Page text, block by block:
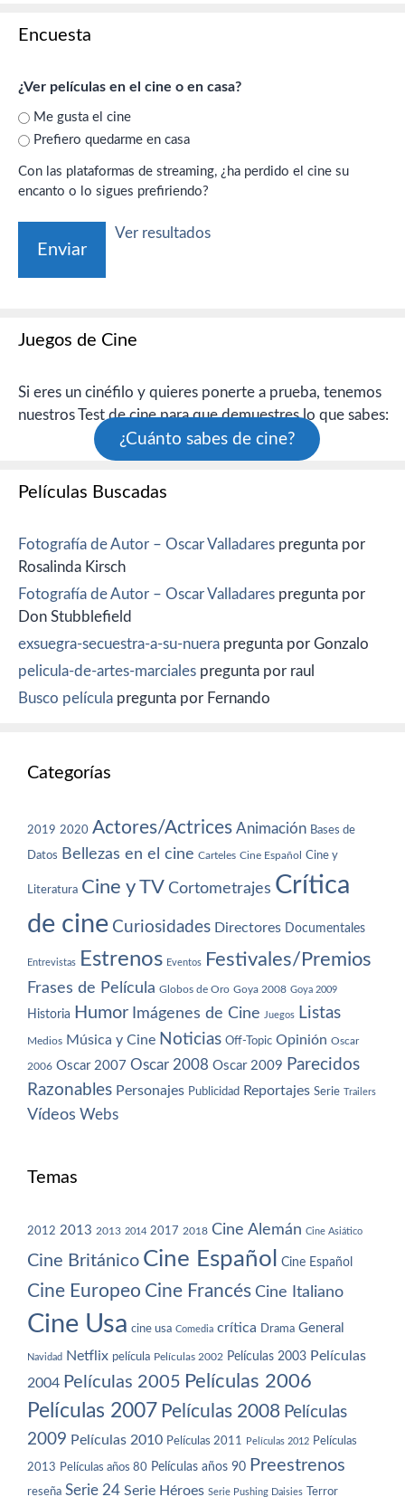
Encuesta
¿Ver películas en el cine o en casa?
Me gusta el cine
Prefiero quedarme en casa
Con las plataformas de streaming, ¿ha perdido el cine su
encanto o lo sigues prefiriendo?
Ver resultados
Juegos de Cine
Si eres un cinéfilo y quieres ponerte a prueba, tenemos
nuestros Test de cine para que demuestres lo que sabes:
¿Cuánto sabes de cine?
Películas Buscadas
Fotografía de Autor – Oscar Valladares pregunta por
Rosalinda Kirsch
Fotografía de Autor – Oscar Valladares pregunta por
Don Stubblefield
exsuegra-secuestra-a-su-nuera pregunta por Gonzalo
pelicula-de-artes-marciales pregunta por raul
Busco película pregunta por Fernando
Categorías
2019 2020 Actores/Actrices Animación Bases de
Datos Bellezas en el cine Carteles Cine Español Cine y
Literatura Cine y TV Cortometrajes Crítica
de cine Curiosidades Directores Documentales
Entrevistas Estrenos Eventos Festivales/Premios
Frases de Película Globos de Oro Goya 2008 Goya 2009
Historia Humor Imágenes de Cine Juegos Listas
Medios Música y Cine Noticias Off-Topic Opinión Oscar
2006 Oscar 2007 Oscar 2008 Oscar 2009 Parecidos
Razonables Personajes Publicidad Reportajes Serie Trailers
Vídeos Webs
Temas
2012 2013 2013 2014 2017 2018 Cine Alemán Cine Asiático
Cine Británico Cine Español Cine Español
Cine Europeo Cine Francés Cine Italiano
Cine Usa cine usa Comedia crítica Drama General
Navidad Netflix película Películas 2002 Películas 2003 Películas
2004 Películas 2005 Películas 2006
Películas 2007 Películas 2008 Películas
2009 Películas 2010 Películas 2011 Películas 2012 Películas
2013 Películas años 80 Películas años 90 Preestrenos
reseña Serie 24 Serie Héroes Serie Pushing Daisies Terror